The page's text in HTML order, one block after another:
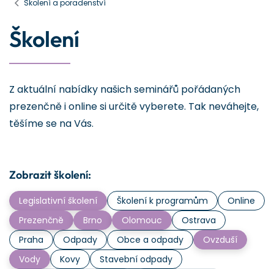
Školení a poradenství
Školení
Z aktuální nabídky našich seminářů pořádaných
prezenčně i online si určitě vyberete. Tak neváhejte,
těšíme se na Vás.
Zobrazit školení:
Legislativní školení Školení k programům
Online
Prezenčně
Brno Olomouc
Ostrava
Praha
Odpady Obce a odpady
Ovzduší
Vody
Kovy
Stavební odpady